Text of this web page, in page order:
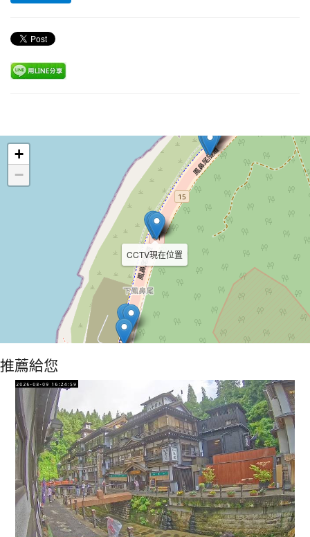
CCTV現在位置
+
−
推薦給您